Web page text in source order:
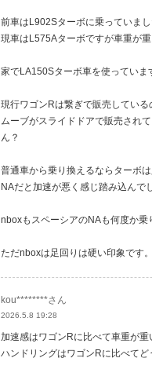
前車はL902Sターボに乗っていま
現車はL575Aターボですが車重が
家でLA150Sターボ車を使っていま
現行ワゴンRは繋ぎで販売している
ムーブがスライドドアで販売され
ん？
普通車から乗り換えるならターボは
NAだと加速が悪く感じ踏み込んで
nboxもスペーシアのNAも何度か乗
ただnboxは足回りは硬い印象です。
kou********さん
2026.5.8 19:28
加速感はワゴンRに比べて車重が重
ハンドリングはワゴンRに比べてど